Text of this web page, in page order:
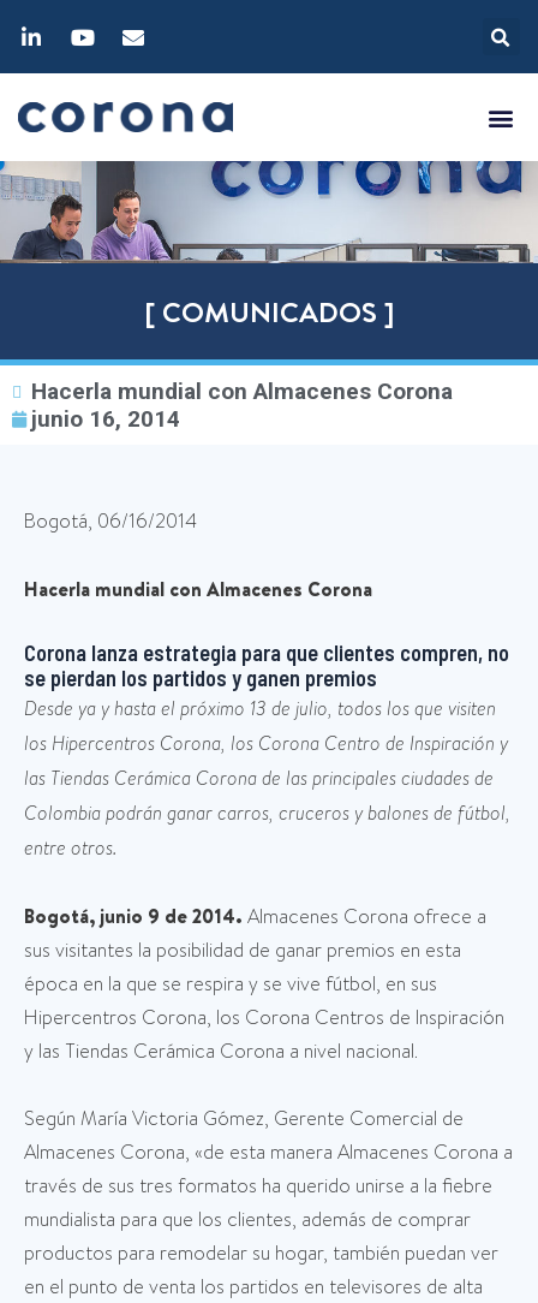
[ COMUNICADOS ]
Hacerla mundial con Almacenes Corona
junio 16, 2014
Bogotá, 06/16/2014
Hacerla mundial con Almacenes Corona
Corona lanza estrategia para que clientes compren, no
se pierdan los partidos y ganen premios
Desde ya y hasta el próximo 13 de julio, todos los que visiten
los Hipercentros Corona, los Corona Centro de Inspiración y
las Tiendas Cerámica Corona de las principales ciudades de
Colombia podrán ganar carros, cruceros y balones de fútbol,
entre otros.
Bogotá, junio 9 de 2014. Almacenes Corona ofrece a
sus visitantes la posibilidad de ganar premios en esta
época en la que se respira y se vive fútbol, en sus
Hipercentros Corona, los Corona Centros de Inspiración
y las Tiendas Cerámica Corona a nivel nacional.
Según María Victoria Gómez, Gerente Comercial de
Almacenes Corona, «de esta manera Almacenes Corona a
través de sus tres formatos ha querido unirse a la fiebre
mundialista para que los clientes, además de comprar
productos para remodelar su hogar, también puedan ver
en el punto de venta los partidos en televisores de alta